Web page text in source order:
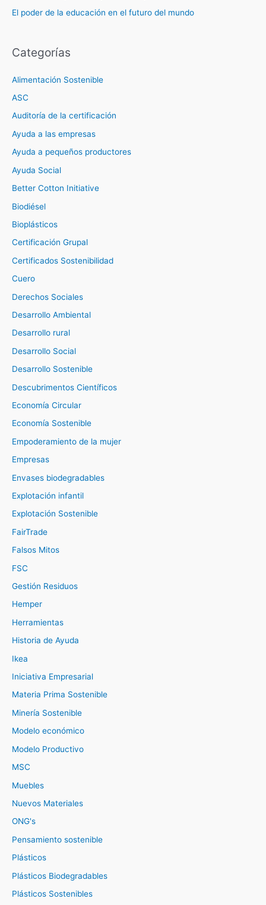
El poder de la educación en el futuro del mundo
Categorías
Alimentación Sostenible
ASC
Auditoría de la certificación
Ayuda a las empresas
Ayuda a pequeños productores
Ayuda Social
Better Cotton Initiative
Biodiésel
Bioplásticos
Certificación Grupal
Certificados Sostenibilidad
Cuero
Derechos Sociales
Desarrollo Ambiental
Desarrollo rural
Desarrollo Social
Desarrollo Sostenible
Descubrimentos Científicos
Economía Circular
Economía Sostenible
Empoderamiento de la mujer
Empresas
Envases biodegradables
Explotación infantil
Explotación Sostenible
FairTrade
Falsos Mitos
FSC
Gestión Residuos
Hemper
Herramientas
Historia de Ayuda
Ikea
Iniciativa Empresarial
Materia Prima Sostenible
Minería Sostenible
Modelo económico
Modelo Productivo
MSC
Muebles
Nuevos Materiales
ONG's
Pensamiento sostenible
Plásticos
Plásticos Biodegradables
Plásticos Sostenibles